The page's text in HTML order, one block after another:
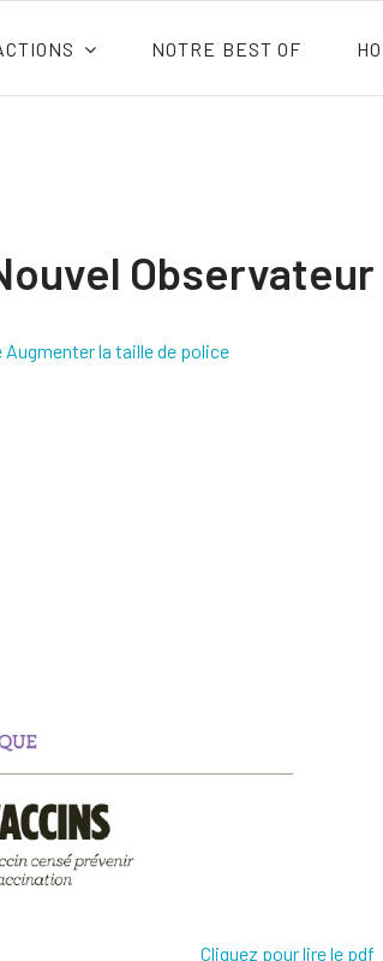
NOTRE BEST OF
Augmenter la taille de police
Cliquez pour lire le pdf